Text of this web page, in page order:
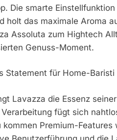
Die smarte
holt das maximale Aroma
Assoluta zum Hightech
Genuss-Moment.
Statement für Home-Baristi
Lavazza die Essenz
fügt sich
kommen Premium-